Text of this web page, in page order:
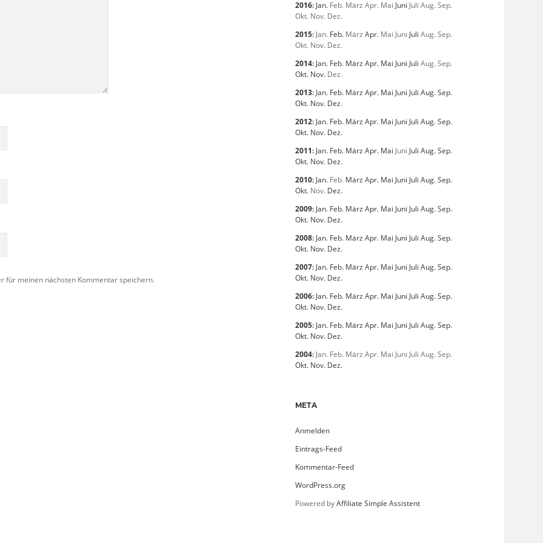
für meinen nächsten Kommentar speichern.
2016: Jan. Feb. März Apr. Mai Juni Juli Aug.Sep.
Okt. Nov. Dez.
2015: Jan. Feb. März Apr. Mai Juni Juli Aug.Sep.
Okt. Nov. Dez.
2014: Jan. Feb. März Apr. Mai Juni Juli Aug.Sep.
Okt. Nov. Dez.
2013: Jan. Feb. März Apr. Mai Juni Juli Aug.Sep.
Okt. Nov. Dez.
2012: Jan. Feb. März Apr. Mai Juni Juli Aug.Sep.
Okt. Nov. Dez.
2011: Jan. Feb. März Apr. Mai Juni Juli Aug.Sep.
Okt. Nov. Dez.
2010: Jan. Feb. März Apr. Mai Juni Juli Aug.Sep.
Okt. Nov. Dez.
2009: Jan. Feb. März Apr. Mai Juni Juli Aug.Sep.
Okt. Nov. Dez.
2008: Jan. Feb. März Apr. Mai Juni Juli Aug.Sep.
Okt. Nov. Dez.
2007: Jan. Feb. März Apr. Mai Juni Juli Aug.Sep.
Okt. Nov. Dez.
2006: Jan. Feb. März Apr. Mai Juni Juli Aug.Sep.
Okt. Nov. Dez.
2005: Jan. Feb. März Apr. Mai Juni Juli Aug.Sep.
Okt. Nov. Dez.
2004: Jan. Feb. März Apr. Mai Juni Juli Aug.Sep.
Okt. Nov. Dez.
META
Anmelden
Eintrags-Feed
Kommentar-Feed
WordPress.org
Powered byAffiliate Simple Assistent